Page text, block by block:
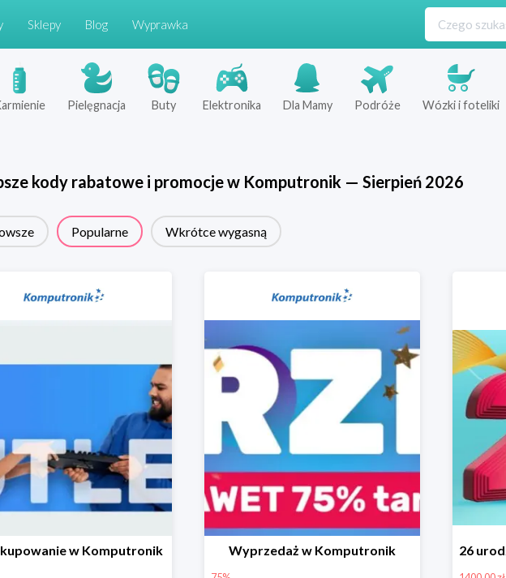
Sklepy Blog Wyprawka
Pielęgnacja Buty Elektronika Dla Mamy Podróże Wózki i foteliki
kody rabatowe i promocje w Komputronik — Sierpień 2026
Popularne Wkrótce wygasną
kupowanie w Komputronik Wyprzedaż w Komputronik